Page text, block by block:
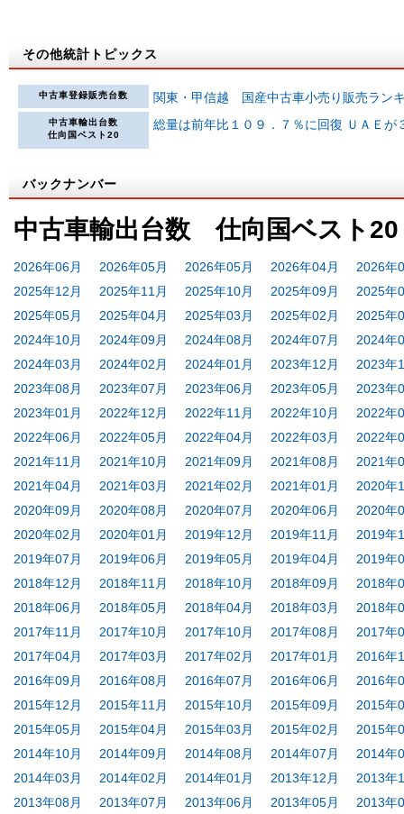
その他統計トピックス
中古車登録販売台数 関東・甲信越 国産中古車小売り販売ラン
中古車輸出台数
仕向国ベスト20
総量は前年比１０９．７％に回復 ＵＡＥ
バックナンバー
中古車輸出台数 仕向国ベスト20
2026年06月 2026年05月 2026年05月 2026年04月
2026年
2025年12月
2025年11月 2025年10月 2025年09月
2025年
2025年05月
2025年04月 2025年03月 2025年02月
2025年
2024年10月
2024年09月 2024年08月 2024年07月
2024年
2024年03月
2024年02月 2024年01月 2023年12月
2023年
2023年08月
2023年07月 2023年06月 2023年05月
2023年
2023年01月
2022年12月 2022年11月 2022年10月
2022年
2022年06月
2022年05月 2022年04月 2022年03月
2022年
2021年11月
2021年10月 2021年09月 2021年08月
2021年
2021年04月
2021年03月 2021年02月 2021年01月
2020年
2020年09月
2020年08月 2020年07月 2020年06月
2020年
2020年02月
2020年01月 2019年12月 2019年11月
2019年
2019年07月
2019年06月 2019年05月 2019年04月
2019年
2018年12月
2018年11月 2018年10月 2018年09月
2018年
2018年06月
2018年05月 2018年04月 2018年03月
2018年
2017年11月
2017年10月 2017年10月 2017年08月
2017年
2017年04月
2017年03月 2017年02月 2017年01月
2016年
2016年09月
2016年08月 2016年07月 2016年06月
2016年
2015年12月
2015年11月 2015年10月 2015年09月
2015年
2015年05月
2015年04月 2015年03月 2015年02月
2015年
2014年10月
2014年09月 2014年08月 2014年07月
2014年
2014年03月
2014年02月 2014年01月 2013年12月
2013年
2013年08月
2013年07月 2013年06月 2013年05月
2013年